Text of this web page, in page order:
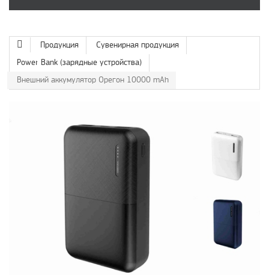
Продукция
Сувенирная продукция
Power Bank (зарядные устройства)
Внешний аккумулятор Орегон 10000 mAh